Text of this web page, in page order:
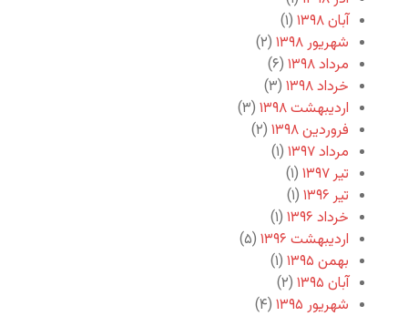
آبان ۱۳۹۸
(۱)
شهریور ۱۳۹۸
(۲)
مرداد ۱۳۹۸
(۶)
خرداد ۱۳۹۸
(۳)
اردیبهشت ۱۳۹۸
(۳)
فروردین ۱۳۹۸
(۲)
مرداد ۱۳۹۷
(۱)
تیر ۱۳۹۷
(۱)
تیر ۱۳۹۶
(۱)
خرداد ۱۳۹۶
(۱)
اردیبهشت ۱۳۹۶
(۵)
بهمن ۱۳۹۵
(۱)
آبان ۱۳۹۵
(۲)
شهریور ۱۳۹۵
(۴)